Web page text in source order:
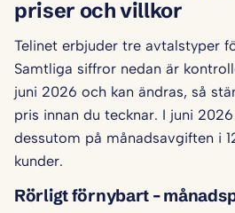
priser och villkor
Telinet erbjuder tre avtalstyper
Samtliga siffror nedan är
juni 2026 och kan ändras, så
pris innan du tecknar. I juni
dessutom på månadsavgiften i
kunder.
Rörligt förnybart –